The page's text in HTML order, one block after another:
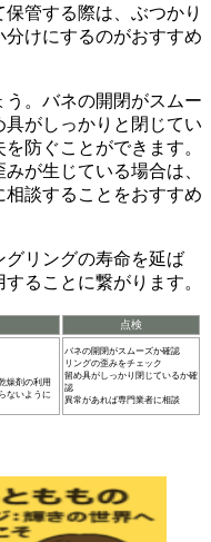
管する際は、 ぶつかり
分けにするのがおすすめ
。バネの開閉がスムー
がしっかりと閉じてい
防ぐことができます。
が生じている場合は、
談することをおすすめ
グリングの寿命を延ば
ることに繋がります。
点検
燥剤の利用
ないように
バネの開閉がスムーズか確認
リングの歪みをチェック
留め具がしっかり閉じているか確
認
異常があれば専門業者に相談